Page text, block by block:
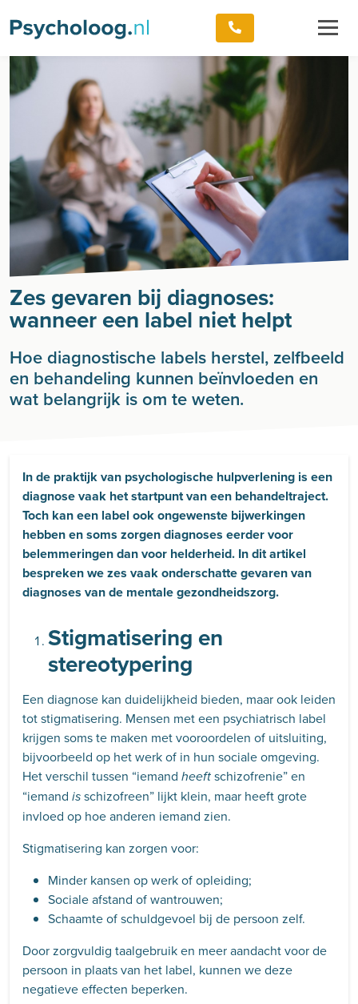
Zes gevaren bij diagnoses:
wanneer een label niet helpt
Hoe diagnostische labels herstel, zelfbeeld
en behandeling kunnen beïnvloeden en
wat belangrijk is om te weten.
In de praktijk van psychologische hulpverlening is een
diagnose vaak het startpunt van een behandeltraject.
Toch kan een label ook ongewenste bijwerkingen
hebben en soms zorgen diagnoses eerder voor
belemmeringen dan voor helderheid. In dit artikel
bespreken we zes vaak onderschatte gevaren van
diagnoses van de mentale gezondheidszorg.
Stigmatisering en
stereotypering
Een diagnose kan duidelijkheid bieden, maar ook leiden
tot stigmatisering. Mensen met een psychiatrisch label
krijgen soms te maken met vooroordelen of uitsluiting,
bijvoorbeeld op het werk of in hun sociale omgeving.
Het verschil tussen “iemand heeft schizofrenie” en
“iemand is schizofreen” lijkt klein, maar heeft grote
invloed op hoe anderen iemand zien.
Stigmatisering kan zorgen voor:
Minder kansen op werk of opleiding;
Sociale afstand of wantrouwen;
Schaamte of schuldgevoel bij de persoon zelf.
Door zorgvuldig taalgebruik en meer aandacht voor de
persoon in plaats van het label, kunnen we deze
negatieve effecten beperken.